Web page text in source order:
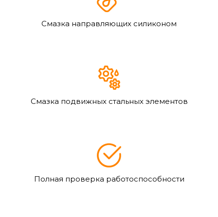
Смазка направляющих силиконом
Смазка подвижных стальных элементов
Полная проверка работоспособности